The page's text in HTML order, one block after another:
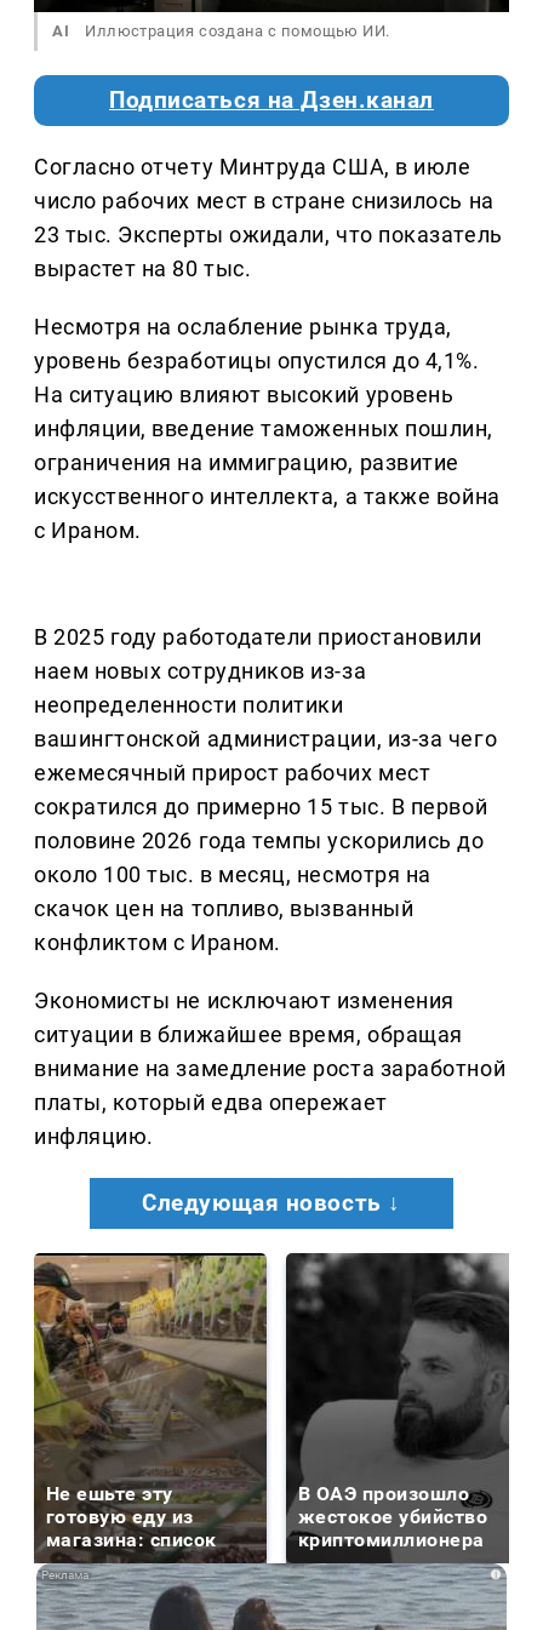
AI Иллюстрация создана с помощью ИИ.
Подписаться на Дзен.канал
Согласно отчету Минтруда США, в июле
число рабочих мест в стране снизилось на
23 тыс. Эксперты ожидали, что показатель
вырастет на 80 тыс.
Несмотря на ослабление рынка труда,
уровень безработицы опустился до 4,1%.
На ситуацию влияют высокий уровень
инфляции, введение таможенных пошлин,
ограничения на иммиграцию, развитие
искусственного интеллекта, а также война
с Ираном.
В 2025 году работодатели приостановили
наем новых сотрудников из-за
неопределенности политики
вашингтонской администрации, из-за чего
ежемесячный прирост рабочих мест
сократился до примерно 15 тыс. В первой
половине 2026 года темпы ускорились до
около 100 тыс. в месяц, несмотря на
скачок цен на топливо, вызванный
конфликтом с Ираном.
Экономисты не исключают изменения
ситуации в ближайшее время, обращая
внимание на замедление роста заработной
платы, который едва опережает
инфляцию.
Следующая новость ↓
Не ешьте эту
готовую еду из
магазина: список
В ОАЭ произошло
жестокое убийство
криптомиллионера
i